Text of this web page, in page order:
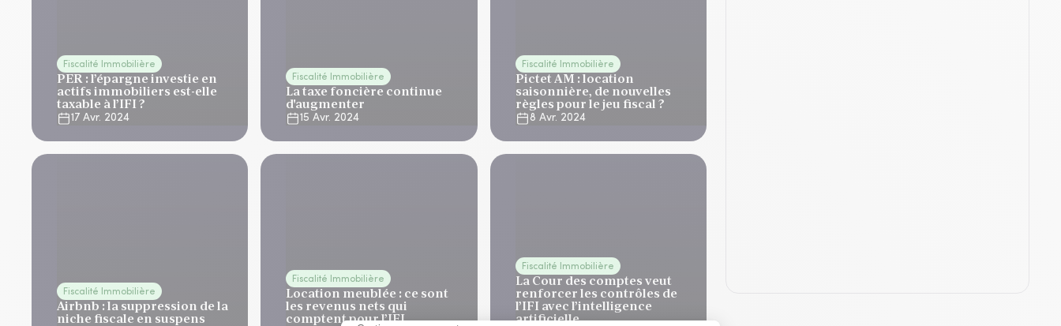
Fiscalité Immobilière
PER : l’épargne investie en
actifs immobiliers est-elle
taxable à l’IFI ?
17 Avr. 2024
Fiscalité Immobilière
La taxe foncière continue
d'augmenter
15 Avr. 2024
Fiscalité Immobilière
Pictet AM : location
saisonnière, de nouvelles
règles pour le jeu fiscal ?
8 Avr. 2024
Fiscalité Immobilière
Airbnb : la suppression de la
niche fiscale en suspens
Fiscalité Immobilière
Location meublée : ce sont
les revenus nets qui
comptent pour l’IFI
Fiscalité Immobilière
La Cour des comptes veut
renforcer les contrôles de
l’IFI avec l’intelligence
artificielle